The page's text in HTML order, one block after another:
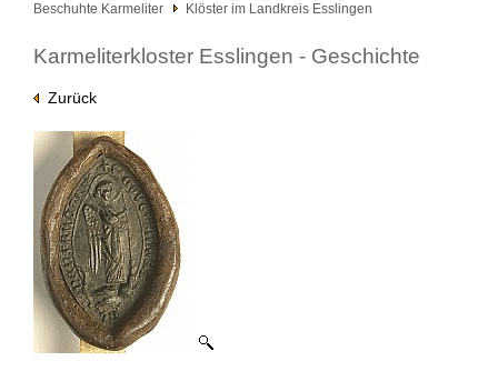
Beschuhte Karmeliter
Klöster im Landkreis Esslingen
Karmeliterkloster Esslingen - Geschichte
Zurück